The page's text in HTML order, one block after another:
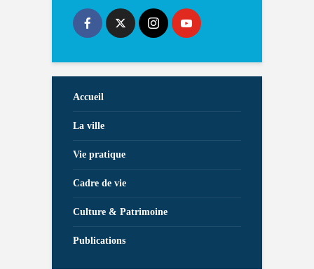
Accueil
La ville
Vie pratique
Cadre de vie
Culture & Patrimoine
Publications